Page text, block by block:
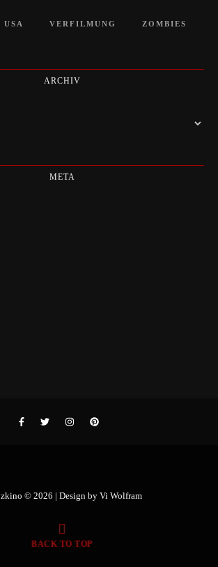
USA VERFILMUNG ZOMBIES
ARCHIV
META
© 2026 | Design by Vi Wolfram
BACK TO TOP